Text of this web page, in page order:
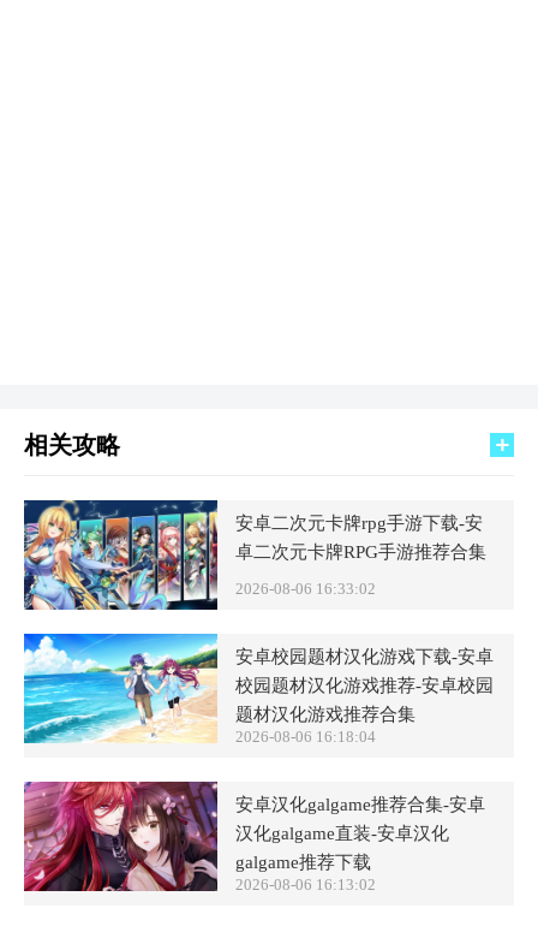
相关攻略
安卓二次元卡牌rpg手游下载-安
卓二次元卡牌RPG手游推荐合集
2026-08-06 16:33:02
安卓校园题材汉化游戏下载-安卓
校园题材汉化游戏推荐-安卓校园
题材汉化游戏推荐合集
2026-08-06 16:18:04
安卓汉化galgame推荐合集-安卓
汉化galgame直装-安卓汉化
galgame推荐下载
2026-08-06 16:13:02